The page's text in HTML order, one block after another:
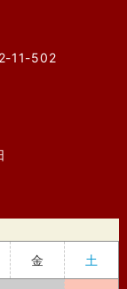
11-502
金 土